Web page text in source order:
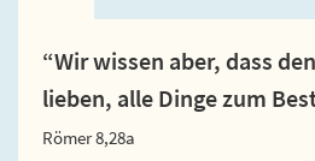
“Wir wissen aber, dass
lieben, alle Dinge zum
Römer 8,28a